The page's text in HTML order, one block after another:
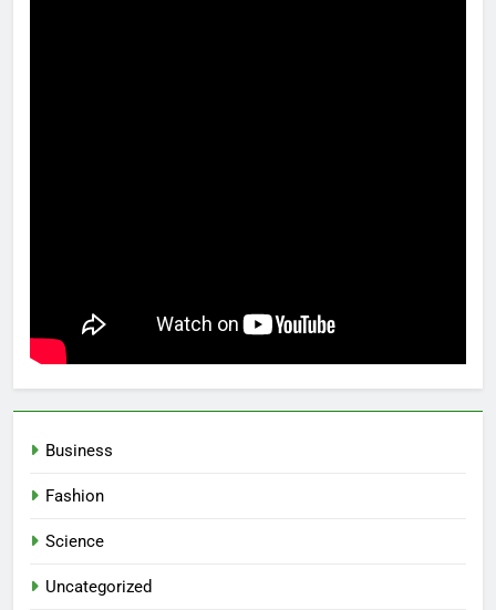
Business
Fashion
Science
Uncategorized